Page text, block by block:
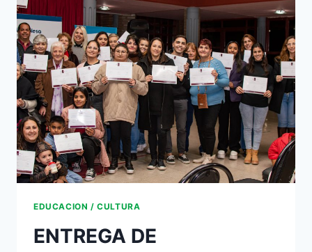
EDUCACION / CULTURA
ENTREGA DE